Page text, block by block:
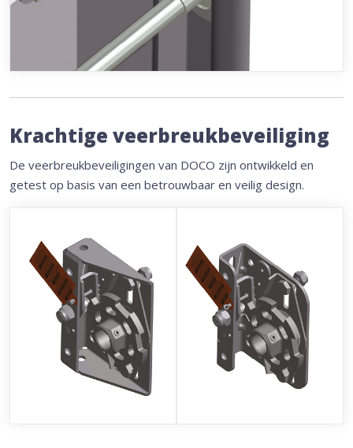
Krachtige veerbreukbeveiliging
De veerbreukbeveiligingen van DOCO zijn ontwikkeld en
getest op basis van een betrouwbaar en veilig design.